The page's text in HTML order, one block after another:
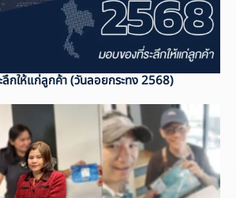
กให้แก่ลูกค้า (วันลอยกระทง 2568)